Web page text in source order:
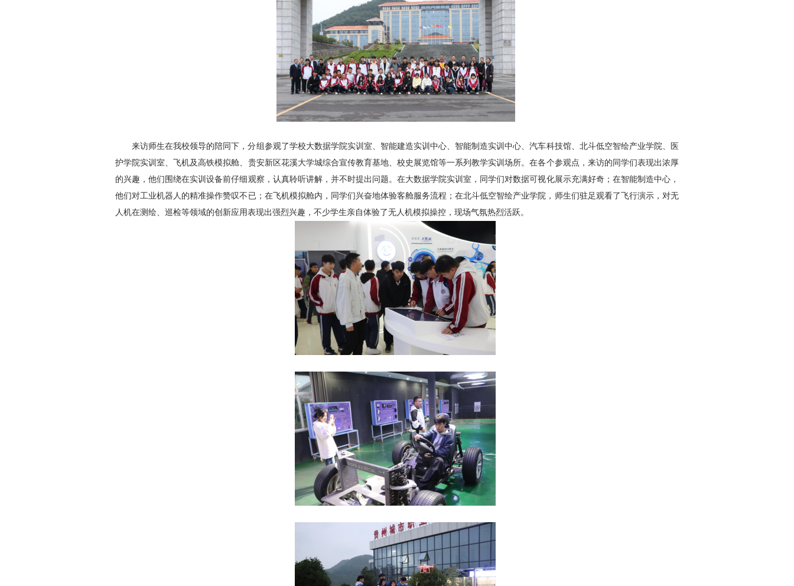
来访师生在我校领导的陪同下，分组参观了学校大数据学院实训室、智能建造实训中心、智能制造实训中心、汽车科技馆、北斗低空智绘产业学院、医
护学院实训室、飞机及高铁模拟舱、 贵安新区花溪大学城综合宣传教育基地、校史展览馆等一系列教学实训场所。在各个参观点，来访的同学们表现出浓厚
的兴趣，他们围绕在实训设备前仔细观察，认真聆听讲解，并不时提出问题。在大数据学院实训室，同学们对数据可视化展示充满好奇；在智能制造中心，
他们对工业机器人的精准操作赞叹不已；在飞机模拟舱内，同学们兴奋地体验客舱服务流程 ；在北斗低空智绘产业学院，师生们驻足观看了飞行演示，对无
人机在测绘、巡检等领域的创新应用表现出强烈兴趣，不少学生亲自体验了无人机模拟操控，现场气氛热烈活跃。